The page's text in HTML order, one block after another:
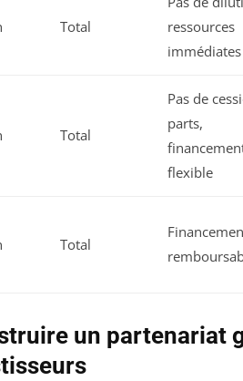
Total
ressources
immédiates
Total
Pas de
parts,
flexible
Total
un partenariat